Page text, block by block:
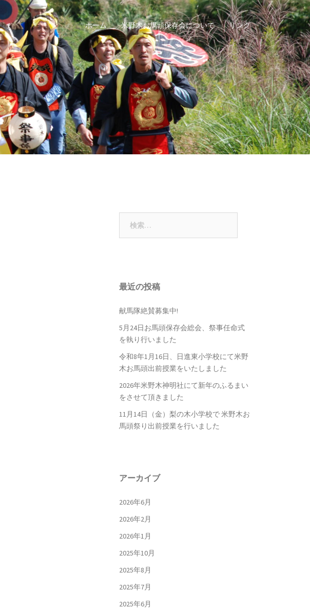
ホーム 米野木お馬頭保存会について リンク
最近の投稿
献馬隊絶賛募集中!
5月24日お馬頭保存会総会、祭事任命式
を執り行いました
令和8年1月16日、日進東小学校にて米野
木お馬頭出前授業をいたしました
2026年米野木神明社にて新年のふるまい
をさせて頂きました
11月14日（金）梨の木小学校で 米野木お
馬頭祭り出前授業を行いました
アーカイブ
2026年6月
2026年2月
2026年1月
2025年10月
2025年8月
2025年7月
2025年6月